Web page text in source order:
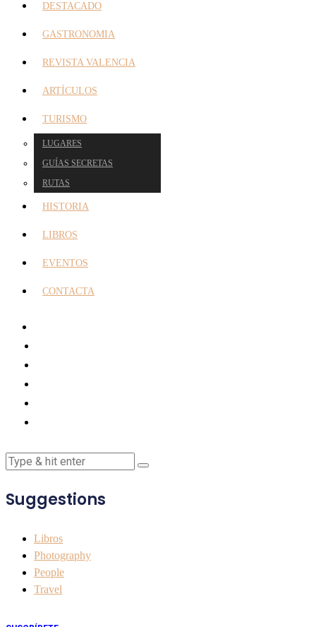
DESTACADO
GASTRONOMIA
REVISTA VALENCIA
ARTÍCULOS
TURISMO
LUGARES
GUÍAS SECRETAS
RUTAS
HISTORIA
LIBROS
EVENTOS
CONTACTA
Suggestions
Libros
Photography
People
Travel